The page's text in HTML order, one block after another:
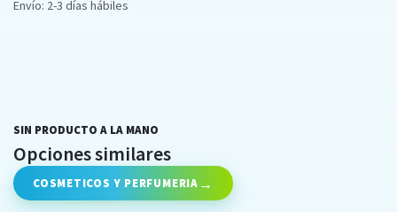
Envío: 2-3 días hábiles
SIN PRODUCTO A LA MANO
Opciones similares
COSMETICOS Y PERFUMERIA